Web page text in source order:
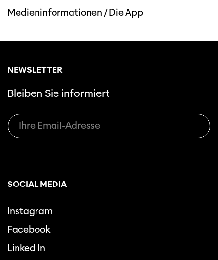
Diese Seite wird mit Internet Explorer
Medieninformationen /Die App
NEWSLETTER
Bleiben Sie informiert
SOCIAL MEDIA
Instagram
Facebook
Linked In